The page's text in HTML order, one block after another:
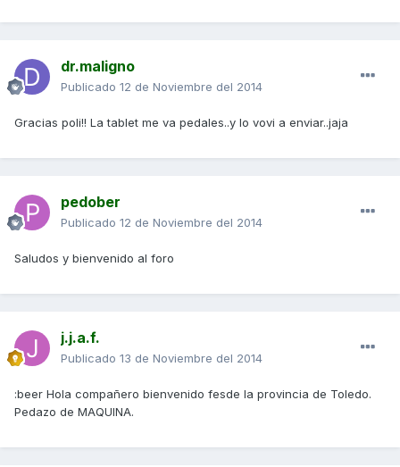
dr.maligno
Publicado 12 de Noviembre del 2014
Gracias poli!! La tablet me va pedales..y lo vovi a enviar..jaja
pedober
Publicado 12 de Noviembre del 2014
Saludos y bienvenido al foro
j.j.a.f.
Publicado 13 de Noviembre del 2014
:beer Hola compañero bienvenido fesde la provincia de Toledo.
Pedazo de MAQUINA.